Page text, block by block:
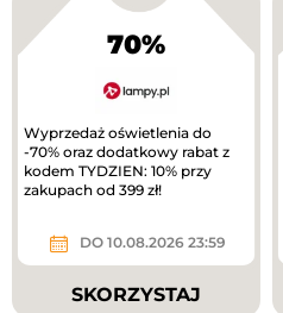
70%
Wyprzedaż oświetlenia do
-70% oraz dodatkowy rabat z
kodem TYDZIEN: 10% przy
zakupach od 399 zł!
DO 10.08.2026 23:59
SKORZYSTAJ